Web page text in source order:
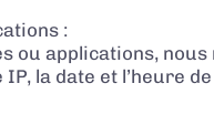
:
ou applications,
la date et l’heure